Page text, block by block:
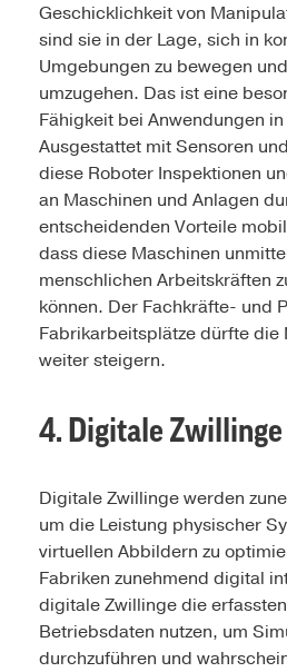
Geschicklichkeit von
sind sie in der Lage, sich in
Umgebungen zu bewegen
umzugehen. Das ist eine
Fähigkeit bei Anwendungen
Ausgestattet mit Sensoren
diese Roboter Inspektionen
an Maschinen und Anlagen
entscheidenden Vorteile
dass diese Maschinen
menschlichen Arbeitskräften
können. Der Fachkräfte- und
Fabrikarbeitsplätze dürfte die
weiter steigern.
4. Digitale Zwillinge
Digitale Zwillinge werden
um die Leistung physischer
virtuellen Abbildern zu
Fabriken zunehmend digital
digitale Zwillinge die
Betriebsdaten nutzen, um
durchzuführen und